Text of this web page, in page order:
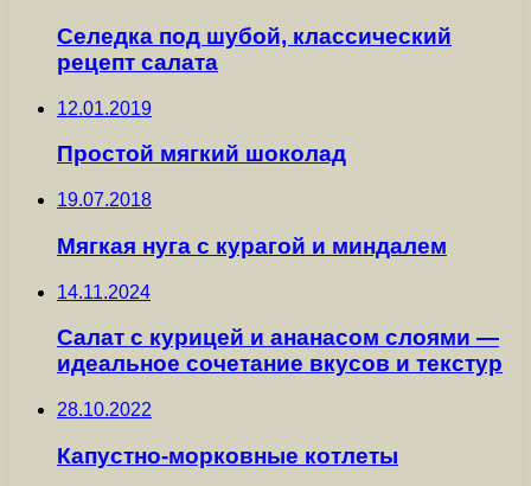
Селедка под шубой, классический
рецепт салата
12.01.2019
Простой мягкий шоколад
19.07.2018
Мягкая нуга с курагой и миндалем
14.11.2024
Салат с курицей и ананасом слоями —
идеальное сочетание вкусов и текстур
28.10.2022
Капустно-морковные котлеты